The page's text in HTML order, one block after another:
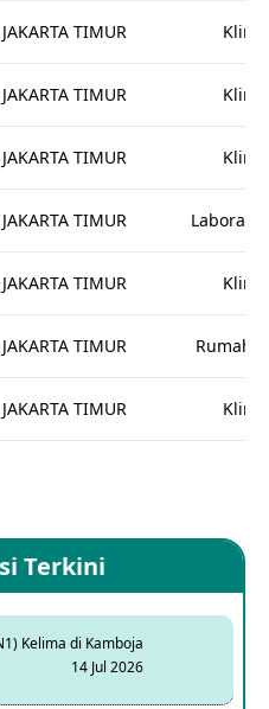
TIMUR Klinik
TIMUR Klinik
TIMUR Klinik
TIMUR
TIMUR Klinik
TIMUR Rumah
TIMUR Klinik
Terkini
Kelima di Kamboja
14 Jul 2026